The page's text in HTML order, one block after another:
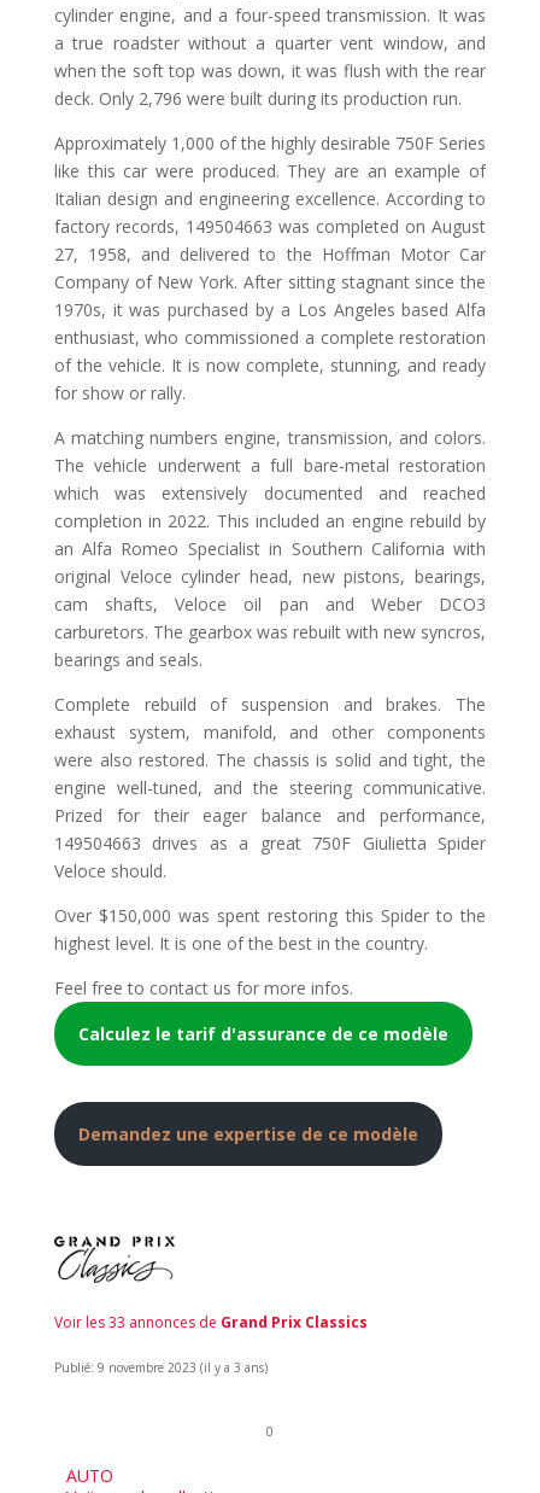
cylinder engine, and a four-speed transmission. It was
a true roadster without a quarter vent window, and
when the soft top was down, it was flush with the rear
deck. Only 2,796 were built during its production run.
Approximately 1,000 of the highly desirable 750F Series
like this car were produced. They are an example of
Italian design and engineering excellence. According to
factory records, 149504663 was completed on August
27, 1958, and delivered to the Hoffman Motor Car
Company of New York. After sitting stagnant since the
1970s, it was purchased by a Los Angeles based Alfa
enthusiast, who commissioned a complete restoration
of the vehicle. It is now complete, stunning, and ready
for show or rally.
A matching numbers engine, transmission, and colors.
The vehicle underwent a full bare-metal restoration
which was extensively documented and reached
completion in 2022. This included an engine rebuild by
an Alfa Romeo Specialist in Southern California with
original Veloce cylinder head, new pistons, bearings,
cam shafts, Veloce oil pan and Weber DCO3
carburetors. The gearbox was rebuilt with new syncros,
bearings and seals.
Complete rebuild of suspension and brakes. The
exhaust system, manifold, and other components
were also restored. The chassis is solid and tight, the
engine well-tuned, and the steering communicative.
Prized for their eager balance and performance,
149504663 drives as a great 750F Giulietta Spider
Veloce should.
Over $150,000 was spent restoring this Spider to the
highest level. It is one of the best in the country.
Feel free to contact us for more infos.
Calculez le tarif d'assurance de ce modèle
Demandez une expertise de ce modèle
Voir les 33 annonces de Grand Prix Classics
Publié: 9 novembre 2023 (il y a 3 ans)
0
AUTO